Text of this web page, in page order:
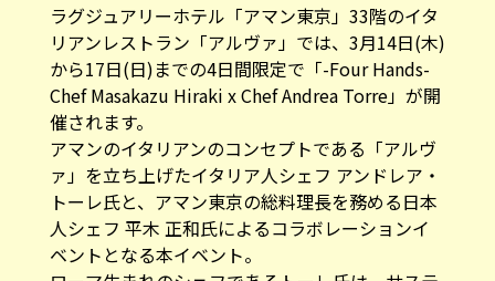
ラグジュアリーホテル「アマン東京」33階のイタ
リアンレストラン「アルヴァ」では、3月14日(木)
から17日(日)までの4日間限定で「-Four Hands-
Chef Masakazu Hiraki x Chef Andrea Torre」が開
催されます。
アマンのイタリアンのコンセプトである「アルヴ
ァ」を立ち上げたイタリア人シェフ アンドレア・
トーレ氏と、アマン東京の総料理長を務める日本
人シェフ 平木 正和氏によるコラボレーションイ
ベントとなる本イベント。